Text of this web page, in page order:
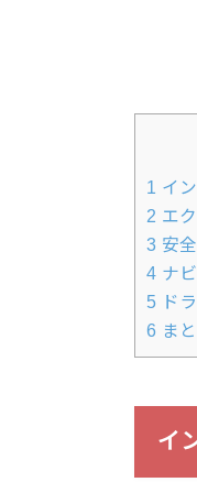
1 イ
2 エ
3 安
4 ナビ
5 ド
6 ま
イ